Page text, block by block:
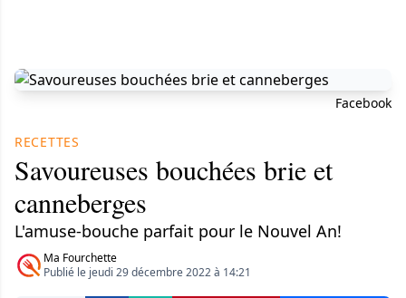
Facebook
RECETTES
Savoureuses bouchées brie et
canneberges
L'amuse-bouche parfait pour le Nouvel An!
Ma Fourchette
Publié le jeudi 29 décembre 2022 à 14:21